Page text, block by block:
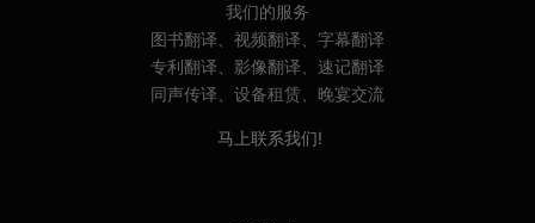
我们的服务
图书翻译、视频翻译、字幕翻译
专利翻译、影像翻译、速记翻译
同声传译、设备租赁、晚宴交流
马上联系我们!